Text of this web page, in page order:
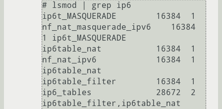
# lsmod | grep ip6
ip6t_MASQUERADE        16384  1
nf_nat_masquerade_ipv6    16384
1 ip6t_MASQUERADE
ip6table_nat           16384  1
nf_nat_ipv6            16384  1
ip6table_nat
ip6table_filter        16384  1
ip6_tables             28672  2
ip6table_filter,ip6table_nat